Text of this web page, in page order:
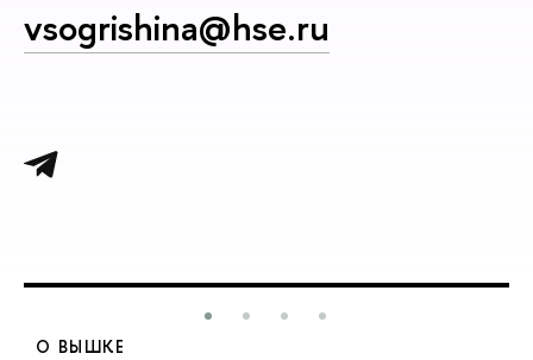
vsogrishina@hse.ru
О ВЫШКЕ